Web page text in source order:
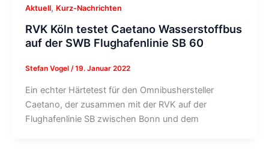
Aktuell, Kurz-Nachrichten
RVK Köln testet Caetano Wasserstoffbus
auf der SWB Flughafenlinie SB 60
Stefan Vogel /19. Januar 2022
Ein echter Härtetest für den Omnibushersteller
Caetano, der zusammen mit der RVK auf der
Flughafenlinie SB zwischen Bonn und dem